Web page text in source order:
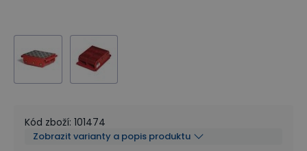
Kód zboží: 101474
Zobrazit varianty a popis produktu